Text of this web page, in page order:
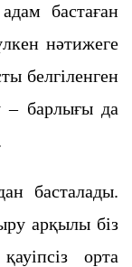
бастаған
нәтижеге
белгіленген
– барлығы да
басталады.
арқылы біз
орта